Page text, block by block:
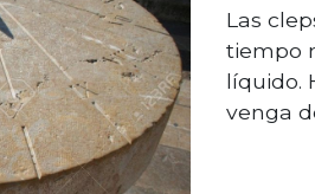
Las
tiempo
líquido.
venga